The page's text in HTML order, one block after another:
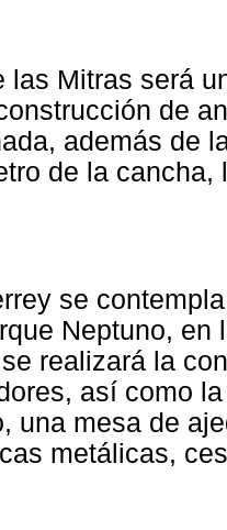
las Mitras será
de
además de
de la cancha,
se
Neptuno, en
realizará la
así como
una mesa de
metálicas,